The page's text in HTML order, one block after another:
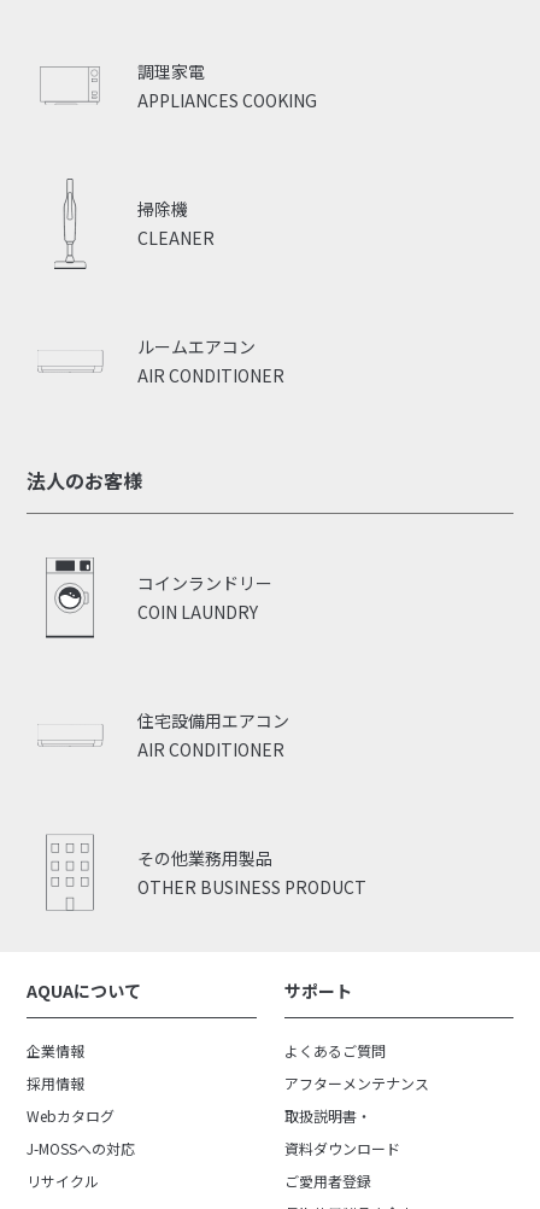
APPLIANCES COOKING
調理家電
CLEANER
掃除機
AIR CONDITIONER
ルームエアコン
法人のお客様
COIN LAUNDRY
コインランドリー
AIR CONDITIONER
住宅設備用エアコン
OTHER BUSINESS PRODUCT
その他業務用製品
AQUAについて
企業情報
採用情報
Webカタログ
J-MOSSへの対応
リサイクル
サポート
よくあるご質問
アフターメンテナンス
取扱説明書・
資料ダウンロード
ご愛用者登録